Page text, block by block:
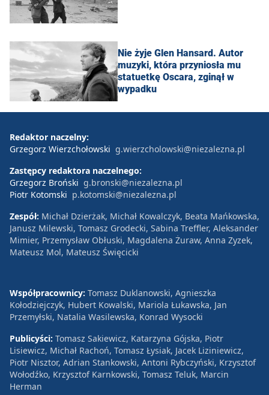
Nie żyje Glen Hansard. Autor
muzyki, która przyniosła mu
statuetkę Oscara, zginął w
wypadku
Redaktor naczelny:
Grzegorz Wierzchołowski g.wierzcholowski@niezalezna.pl
Zastępcy redaktora naczelnego:
Grzegorz Broński g.bronski@niezalezna.pl
Piotr Kotomski p.kotomski@niezalezna.pl
Zespół: Michał Dzierżak, Michał Kowalczyk, Beata Mańkowska,
Janusz Milewski, Tomasz Grodecki, Sabina Treffler, Aleksander
Mimier, Przemysław Obłuski, Magdalena Żuraw, Anna Zyzek,
Mateusz Mol, Mateusz Święcicki
Współpracownicy: Tomasz Duklanowski, Agnieszka
Kołodziejczyk, Hubert Kowalski, Mariola Łukawska, Jan
Przemyłski, Natalia Wasilewska, Konrad Wysocki
Publicyści: Tomasz Sakiewicz, Katarzyna Gójska, Piotr
Lisiewicz, Michał Rachoń, Tomasz Łysiak, Jacek Liziniewicz,
Piotr Nisztor, Adrian Stankowski, Antoni Rybczyński, Krzysztof
Wołodźko, Krzysztof Karnkowski, Tomasz Teluk, Marcin
Herman